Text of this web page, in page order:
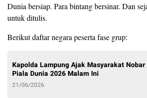
Dunia bersiap. Para bintang bersinar. Dan
untuk ditulis.
Berikut daftar negara peserta fase grup:
Kapolda Lampung Ajak Masyarakat Nobar
Piala Dunia 2026 Malam Ini
21/06/2026